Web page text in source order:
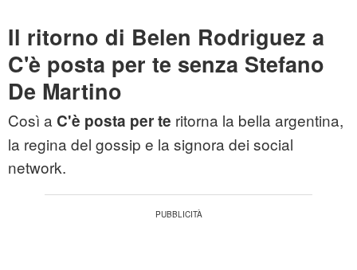
Il ritorno di Belen Rodriguez a
C'è posta per te senza Stefano
De Martino
Così a C'è posta per te ritorna la bella argentina,
la regina del gossip e la signora dei social
network.